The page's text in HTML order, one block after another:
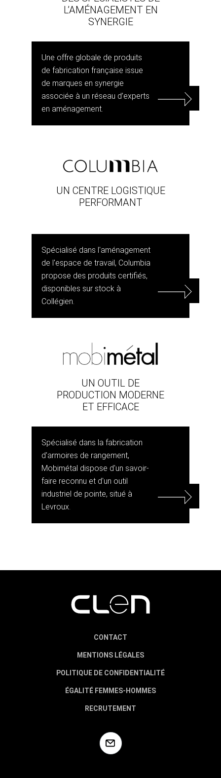
L’AMÉNAGEMENT EN
SYNERGIE
Une offre globale de produits
de fabrication française issue
de marques en synergie
associée à un réseau d’experts
en aménagement.
UN CENTRE LOGISTIQUE
PERFORMANT
Spécialisé dans l'aménagement
de l'espace de travail, Columbia
propose des produits certifiés,
disponibles sur stock à
Collégien.
UN OUTIL DE
PRODUCTION MODERNE
ET EFFICACE
Spécialisé dans la fabrication
d'armoires de rangement,
Mobimétal dispose d'un savoir-
faire reconnu et d'un outil
industriel de pointe, situé à
Levroux.
CONTACT
MENTIONS LÉGALES
POLITIQUE DE CONFIDENTIALITÉ
ÉGALITÉ FEMMES-HOMMES
RECRUTEMENT